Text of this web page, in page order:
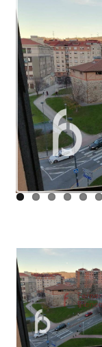
ENLACES
BLOG
CONTACTO